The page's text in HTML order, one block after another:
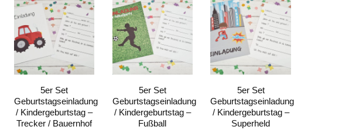
5er Set
Geburtstagseinladung
/ Kindergeburtstag –
Trecker / Bauernhof
5er Set
Geburtstagseinladung
/ Kindergeburtstag –
Fußball
5er Set
Geburtstagseinladung
/ Kindergeburtstag –
Superheld